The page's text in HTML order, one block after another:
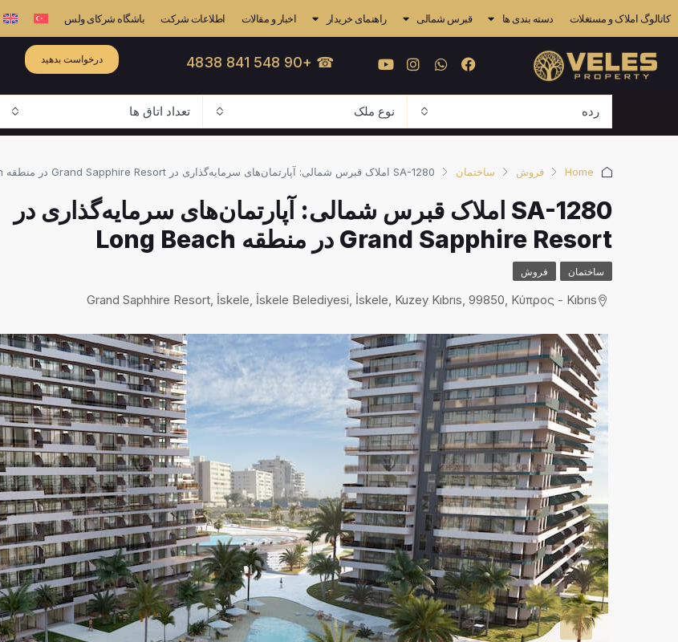
کاتالوگ املاک و مستغلات دسته بندی ها قبرس شمالی راهنمای خریدار اخبار و مقالات اطلاعات شرکت باشگاه شرکای ولس
☎ +90 548 841 4838 درخواست بدهید
رده نوع ملک تعداد اتاق ها
Home فروش ساختمان SA-1280 املاک قبرس شمالی: آپارتمان‌های سرمایه‌گذاری در Grand Sapphire Resort در منطقه Long Beach
SA-1280 املاک قبرس شمالی: آپارتمان‌های سرمایه‌گذاری در
Grand Sapphire Resort در منطقه Long Beach
ساختمان فروش
Grand Saphhire Resort, İskele, İskele Belediyesi, İskele, Kuzey Kıbrıs, 99850, Κύπρος - Kıbrıs